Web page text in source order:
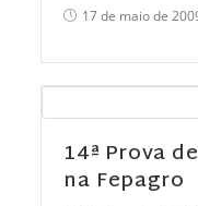
17 de maio de
14ª Prova
na Fepagro